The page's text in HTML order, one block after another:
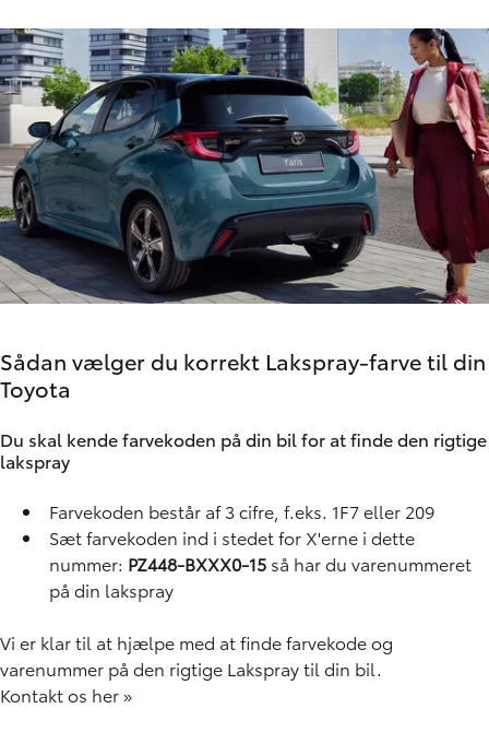
Sådan vælger du korrekt Lakspray-farve til din
Toyota
Du skal kende farvekoden på din bil for at finde den rigtige
lakspray
Farvekoden består af 3 cifre, f.eks. 1F7 eller 209
Sæt farvekoden ind i stedet for X'erne i dette
nummer: PZ448-BXXX0-15 så har du varenummeret
på din lakspray
Vi er klar til at hjælpe med at finde farvekode og
varenummer på den rigtige Lakspray til din bil.
Kontakt os her »